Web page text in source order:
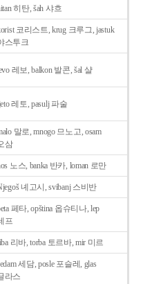
히탄, šah 샤흐
코리스트, krug 크루그, jastuk
스투크
레보, balkon 발콘, šal 샬
레토, pasulj 파술
말로, mnogo 므노고, osam
삼
노스, banka 반카, loman 로만
녜고시, svibanj 스비반
페타, opština 옵슈티나, lep
프
리바, torba 토르바, mir 미르
세담, posle 포슬레, glas
라스